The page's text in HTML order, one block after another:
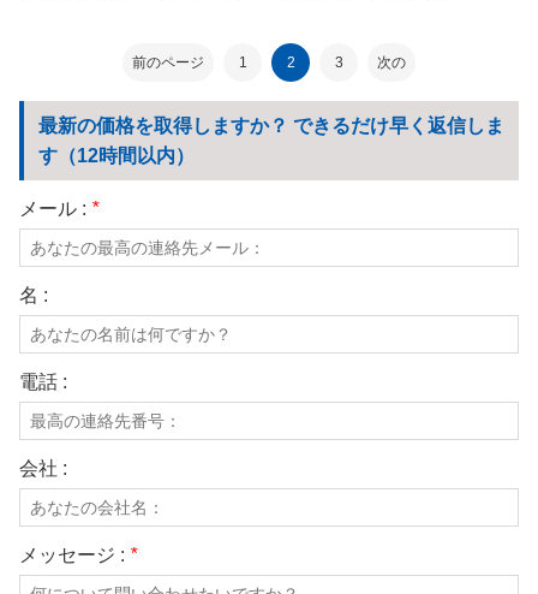
前のページ 1 2 3 次の
最新の価格を取得しますか？ できるだけ早く返信しま
す（12時間以内）
メール : *
名 :
電話 :
会社 :
メッセージ : *